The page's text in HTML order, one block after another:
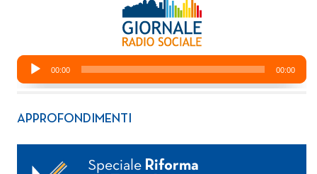
APPROFONDIMENTI
Speciale Riforma